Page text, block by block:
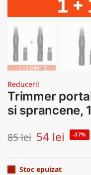
Reduceri!
Trimmer
si sprancene,
85lei 54 lei -37%
Stoc epuizat